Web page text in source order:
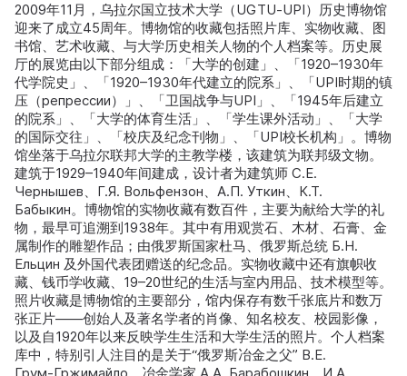
2009年11月，乌拉尔国立技术大学（UGTU‑UPI）历史博物馆
迎来了成立45周年。博物馆的收藏包括照片库、实物收藏、图
书馆、艺术收藏、与大学历史相关人物的个人档案等。历史展
厅的展览由以下部分组成：「大学的创建」、「1920–1930年
代学院史」、「1920–1930年代建立的院系」、「UPI时期的镇
压（репрессии）」、「卫国战争与UPI」、「1945年后建立
的院系」、「大学的体育生活」、「学生课外活动」、「大学
的国际交往」、「校庆及纪念刊物」、「UPI校长机构」。博物
馆坐落于乌拉尔联邦大学的主教学楼，该建筑为联邦级文物。
建筑于1929–1940年间建成，设计者为建筑师 С.Е.
Чернышев、Г.Я. Вольфензон、А.П. Уткин、К.Т.
Бабыкин。博物馆的实物收藏有数百件，主要为献给大学的礼
物，最早可追溯到1938年。其中有用观赏石、木材、石膏、金
属制作的雕塑作品；由俄罗斯国家杜马、俄罗斯总统 Б.Н.
Ельцин 及外国代表团赠送的纪念品。实物收藏中还有旗帜收
藏、钱币学收藏、19–20世纪的生活与室内用品、技术模型等。
照片收藏是博物馆的主要部分，馆内保存有数千张底片和数万
张正片——创始人及著名学者的肖像、知名校友、校园影像，
以及自1920年以来反映学生生活和大学生活的照片。个人档案
库中，特别引人注目的是关于“俄罗斯冶金之父” В.Е.